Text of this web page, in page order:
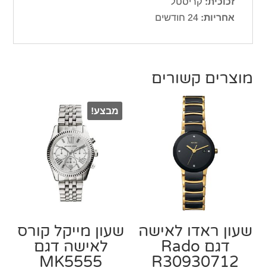
אחריות: 24 חודשים
מוצרים קשורים
שעון ראדו לאישה
דגם Rado
R30930712
מבצע!
שעון מייקל קורס
‏לאישה דגם
MK5555